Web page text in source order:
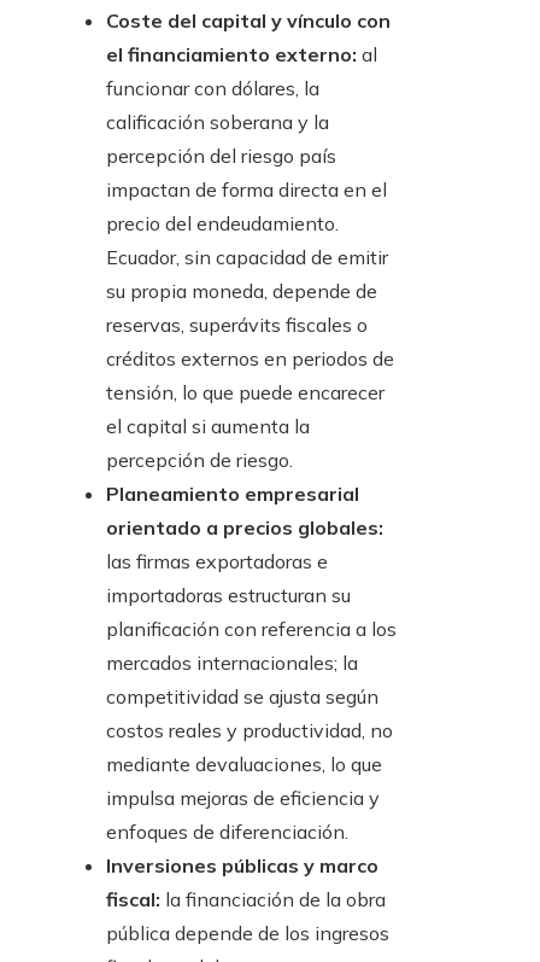
Coste del capital y vínculo con
el financiamiento externo: al
funcionar con dólares, la
calificación soberana y la
percepción del riesgo país
impactan de forma directa en el
precio del endeudamiento.
Ecuador, sin capacidad de emitir
su propia moneda, depende de
reservas, superávits fiscales o
créditos externos en periodos de
tensión, lo que puede encarecer
el capital si aumenta la
percepción de riesgo.
Planeamiento empresarial
orientado a precios globales:
las firmas exportadoras e
importadoras estructuran su
planificación con referencia a los
mercados internacionales; la
competitividad se ajusta según
costos reales y productividad, no
mediante devaluaciones, lo que
impulsa mejoras de eficiencia y
enfoques de diferenciación.
Inversiones públicas y marco
fiscal: la financiación de la obra
pública depende de los ingresos